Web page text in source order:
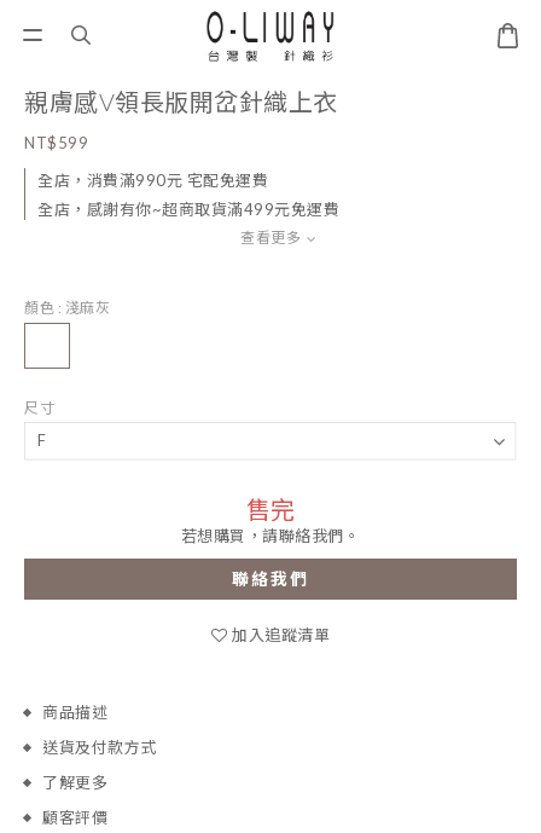
親膚感V領長版開岔針織上衣
NT$599
全店，消費滿990元 宅配免運費
全店，感謝有你~超商取貨滿499元免運費
查看更多
顏色 : 淺麻灰
尺寸
售完
若想購買，請聯絡我們。
聯絡我們
加入追蹤清單
商品描述
送貨及付款方式
了解更多
顧客評價